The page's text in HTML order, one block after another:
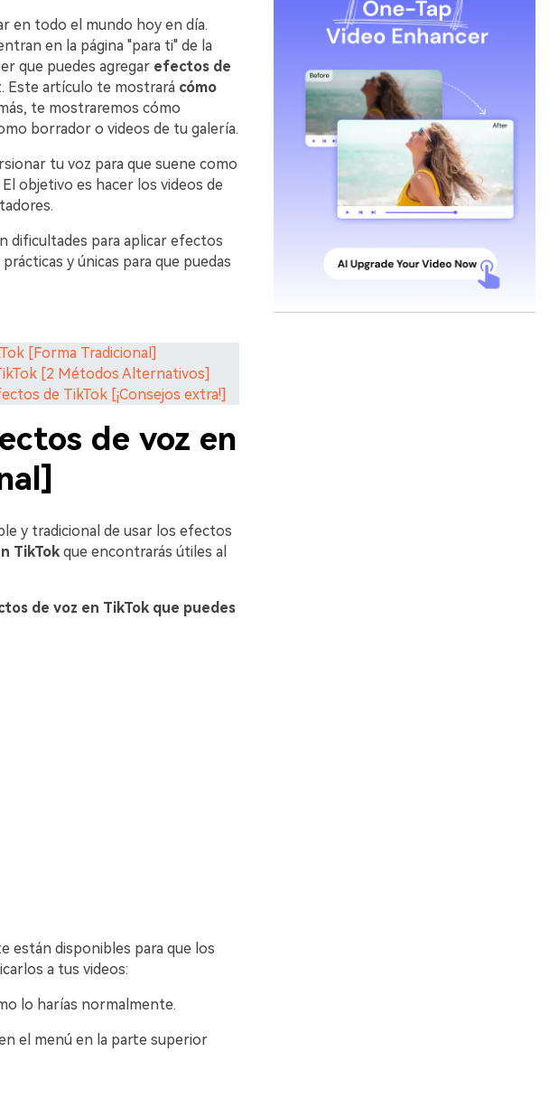
en todo el mundo hoy en día.
en la página "para ti" de la
que puedes agregar efectos de
Este artículo te mostrará cómo
te mostraremos cómo
borrador o videos de tu galería.
tu voz para que suene como
objetivo es hacer los videos de
dificultades para aplicar efectos
y únicas para que puedas
[Forma Tradicional]
[2 Métodos Alternativos]
de TikTok [¡Consejos extra!]
de voz en
y tradicional de usar los efectos
TikTokque encontrarás útiles al
de voz en TikTok que puedes
están disponibles para que los
a tus videos:
lo harías normalmente.
el menú en la parte superior